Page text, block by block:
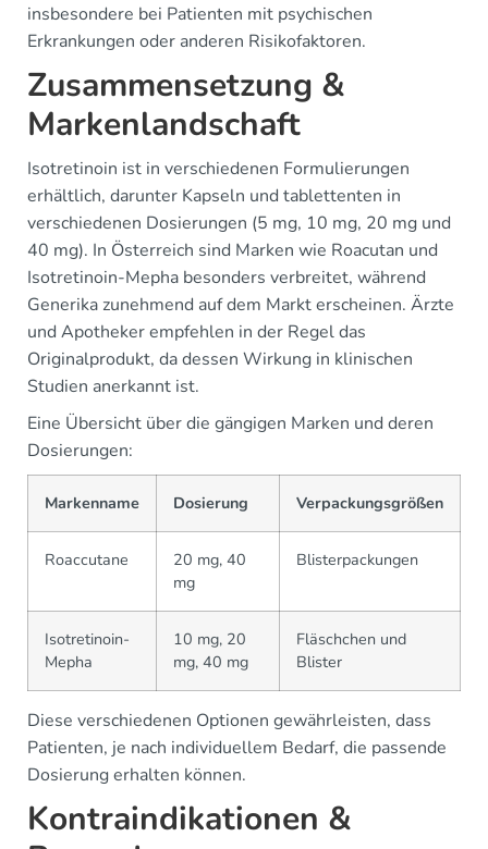
insbesondere bei Patienten mit psychischen
Erkrankungen oder anderen Risikofaktoren.
Zusammensetzung &
Markenlandschaft
Isotretinoin ist in verschiedenen Formulierungen
erhältlich, darunter Kapseln und tablettenten in
verschiedenen Dosierungen (5 mg, 10 mg, 20 mg und
40 mg). In Österreich sind Marken wie Roacutan und
Isotretinoin-Mepha besonders verbreitet, während
Generika zunehmend auf dem Markt erscheinen. Ärzte
und Apotheker empfehlen in der Regel das
Originalprodukt, da dessen Wirkung in klinischen
Studien anerkannt ist.
Eine Übersicht über die gängigen Marken und deren
Dosierungen:
Markenname Dosierung Verpackungsgrößen
Roaccutane
20 mg, 40
mg
Blisterpackungen
Isotretinoin-
Mepha
10 mg, 20
mg, 40 mg
Fläschchen und
Blister
Diese verschiedenen Optionen gewährleisten, dass
Patienten, je nach individuellem Bedarf, die passende
Dosierung erhalten können.
Kontraindikationen &